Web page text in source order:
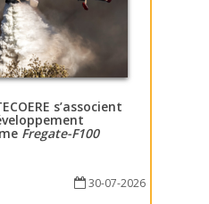
s’associent
Fregate-F100
30-07-2026